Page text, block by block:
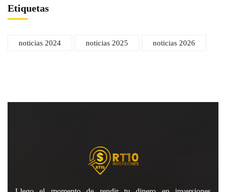
Etiquetas
noticias 2024 noticias 2025 noticias 2026